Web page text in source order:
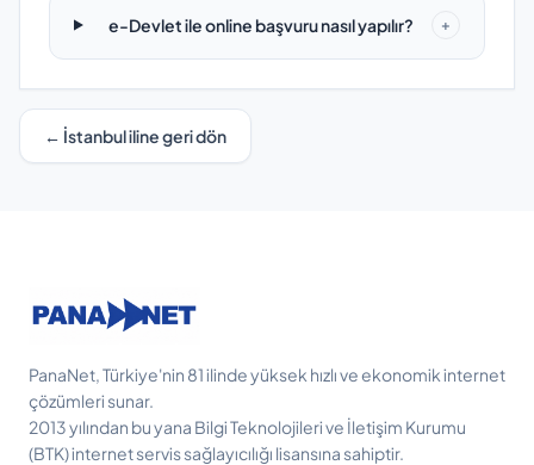
e-Devlet ile online başvuru nasıl yapılır? +
← İstanbul iline geri dön
PanaNet, Türkiye'nin 81 ilinde yüksek hızlı ve ekonomik internet
çözümleri sunar.
2013 yılından bu yana Bilgi Teknolojileri ve İletişim Kurumu
(BTK) internet servis sağlayıcılığı lisansına sahiptir.